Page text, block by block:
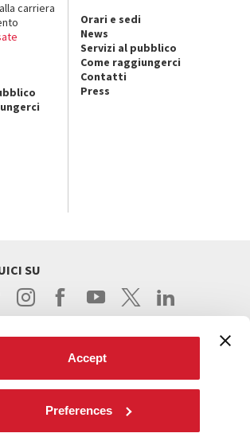
Accept
Preferences
carriera
Orari e sedi
News
Servizi al pubblico
Come raggiungerci
Contatti
Press
SU